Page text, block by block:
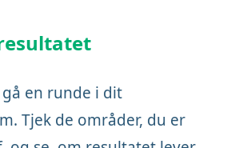
en runde i dit
Tjek de områder, du er